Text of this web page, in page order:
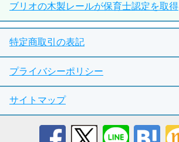
ブリオの木製レールが保育士認定を取得
特定商取引の表記
プライバシーポリシー
サイトマップ